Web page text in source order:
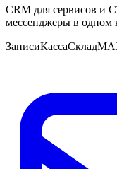
CRM для сервисов и
мессенджеры в одном
ЗаписиКассаСклад